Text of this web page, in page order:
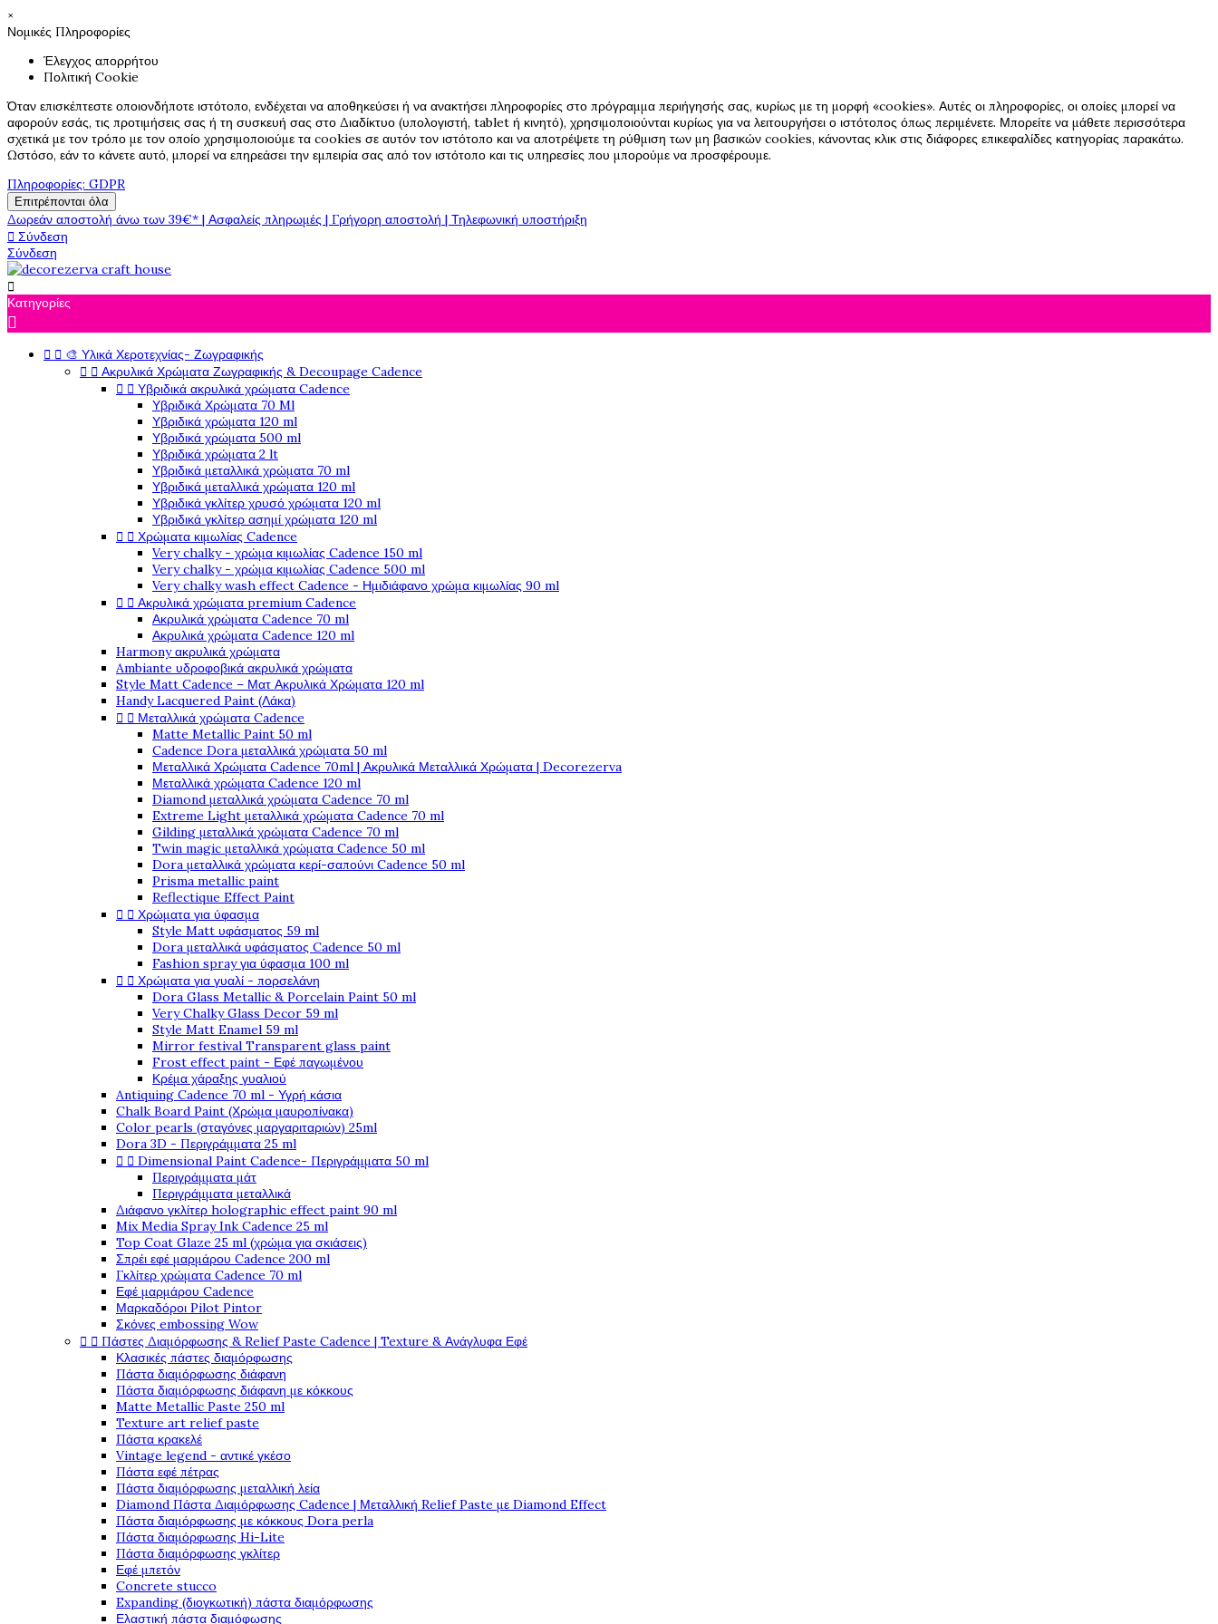
×
Νομικές Πληροφορίες
Έλεγχος απορρήτου
Πολιτική Cookie
Όταν επισκέπτεστε οποιονδήποτε ιστότοπο, ενδέχεται να αποθηκεύσει ή να ανακτήσει πληροφορίες στο πρόγραμμα περιήγησής σας, κυρίως με τη μορφή «cookies». Αυτές οι πληροφορίες, οι οποίες μπορεί να
αφορούν εσάς, τις προτιμήσεις σας ή τη συσκευή σας στο Διαδίκτυο (υπολογιστή, tablet ή κινητό), χρησιμοποιούνται κυρίως για να λειτουργήσει ο ιστότοπος όπως περιμένετε. Μπορείτε να μάθετε περισσότερα
σχετικά με τον τρόπο με τον οποίο χρησιμοποιούμε τα cookies σε αυτόν τον ιστότοπο και να αποτρέψετε τη ρύθμιση των μη βασικών cookies, κάνοντας κλικ στις διάφορες επικεφαλίδες κατηγορίας παρακάτω.
Ωστόσο, εάν το κάνετε αυτό, μπορεί να επηρεάσει την εμπειρία σας από τον ιστότοπο και τις υπηρεσίες που μπορούμε να προσφέρουμε.
Πληροφορίες: GDPR
Επιτρέπονται όλα
Δωρεάν αποστολή άνω των 39€* | Ασφαλείς πληρωμές | Γρήγορη αποστολή | Τηλεφωνική υποστήριξη
 Σύνδεση
Σύνδεση

Κατηγορίες

  🎨 Υλικά Χεροτεχνίας- Ζωγραφικής
  Ακρυλικά Χρώματα Ζωγραφικής & Decoupage Cadence
  Υβριδικά ακρυλικά χρώματα Cadence
Υβριδικά Χρώματα 70 Ml
Υβριδικά χρώματα 120 ml
Υβριδικά χρώματα 500 ml
Υβριδικά χρώματα 2 lt
Υβριδικά μεταλλικά χρώματα 70 ml
Υβριδικά μεταλλικά χρώματα 120 ml
Υβριδικά γκλίτερ χρυσό χρώματα 120 ml
Υβριδικά γκλίτερ ασημί χρώματα 120 ml
  Χρώματα κιμωλίας Cadence
Very chalky - χρώμα κιμωλίας Cadence 150 ml
Very chalky - χρώμα κιμωλίας Cadence 500 ml
Very chalky wash effect Cadence - Ημιδιάφανο χρώμα κιμωλίας 90 ml
  Ακρυλικά χρώματα premium Cadence
Ακρυλικά χρώματα Cadence 70 ml
Ακρυλικά χρώματα Cadence 120 ml
Harmony ακρυλικά χρώματα
Ambiante υδροφοβικά ακρυλικά χρώματα
Style Matt Cadence – Ματ Ακρυλικά Χρώματα 120 ml
Handy Lacquered Paint (Λάκα)
  Μεταλλικά χρώματα Cadence
Matte Metallic Paint 50 ml
Cadence Dora μεταλλικά χρώματα 50 ml
Μεταλλικά Χρώματα Cadence 70ml | Ακρυλικά Μεταλλικά Χρώματα | Decorezerva
Μεταλλικά χρώματα Cadence 120 ml
Diamond μεταλλικά χρώματα Cadence 70 ml
Extreme Light μεταλλικά χρώματα Cadence 70 ml
Gilding μεταλλικά χρώματα Cadence 70 ml
Twin magic μεταλλικά χρώματα Cadence 50 ml
Dora μεταλλικά χρώματα κερί-σαπούνι Cadence 50 ml
Prisma metallic paint
Reflectique Effect Paint
  Χρώματα για ύφασμα
Style Matt υφάσματος 59 ml
Dora μεταλλικά υφάσματος Cadence 50 ml
Fashion spray για ύφασμα 100 ml
  Χρώματα για γυαλί - πορσελάνη
Dora Glass Metallic & Porcelain Paint 50 ml
Very Chalky Glass Decor 59 ml
Style Matt Enamel 59 ml
Mirror festival Transparent glass paint
Frost effect paint - Εφέ παγωμένου
Κρέμα χάραξης γυαλιού
Antiquing Cadence 70 ml - Υγρή κάσια
Chalk Board Paint (Χρώμα μαυροπίνακα)
Color pearls (σταγόνες μαργαριταριών) 25ml
Dora 3D - Περιγράμματα 25 ml
  Dimensional Paint Cadence- Περιγράμματα 50 ml
Περιγράμματα μάτ
Περιγράμματα μεταλλικά
Διάφανο γκλίτερ holographic effect paint 90 ml
Mix Media Spray Ink Cadence 25 ml
Top Coat Glaze 25 ml (χρώμα για σκιάσεις)
Σπρέι εφέ μαρμάρου Cadence 200 ml
Γκλίτερ χρώματα Cadence 70 ml
Εφέ μαρμάρου Cadence
Μαρκαδόροι Pilot Pintor
Σκόνες embossing Wow
  Πάστες Διαμόρφωσης & Relief Paste Cadence | Texture & Ανάγλυφα Εφέ
Κλασικές πάστες διαμόρφωσης
Πάστα διαμόρφωσης διάφανη
Πάστα διαμόρφωσης διάφανη με κόκκους
Matte Metallic Paste 250 ml
Texture art relief paste
Πάστα κρακελέ
Vintage legend - αντικέ γκέσο
Πάστα εφέ πέτρας
Πάστα διαμόρφωσης μεταλλική λεία
Diamond Πάστα Διαμόρφωσης Cadence | Μεταλλική Relief Paste με Diamond Effect
Πάστα διαμόρφωσης με κόκκους Dora perla
Πάστα διαμόρφωσης Hi-Lite
Πάστα διαμόρφωσης γκλίτερ
Εφέ μπετόν
Concrete stucco
Expanding (διογκωτική) πάστα διαμόρφωσης
Ελαστική πάστα διαμόφωσης